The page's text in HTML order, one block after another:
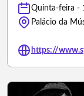
Quinta-feira -
Palácio da